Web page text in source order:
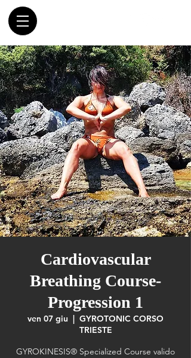
Cardiovascular
Breathing Course-
Progression 1
ven 07 giu
  |
GYROTONIC CORSO
TRIESTE
GYROKINESIS® Specialized Course valido